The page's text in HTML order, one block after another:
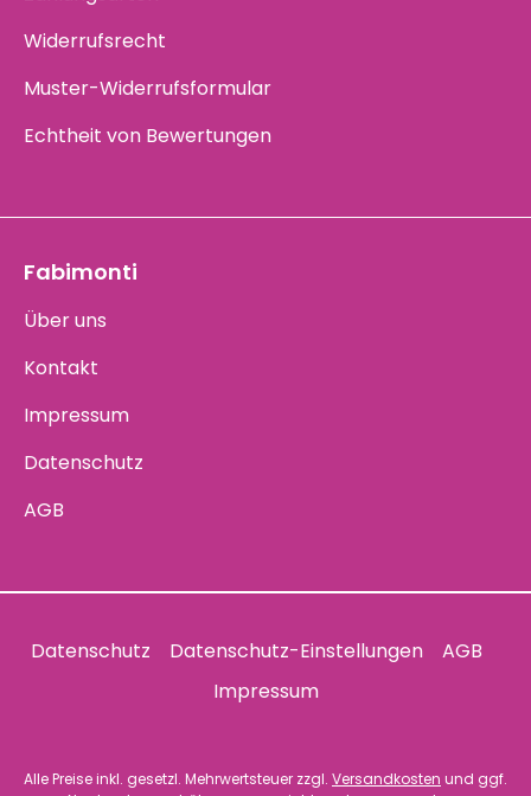
Widerrufsrecht
Muster-Widerrufsformular
Echtheit von Bewertungen
Fabimonti
Über uns
Kontakt
Impressum
Datenschutz
AGB
Datenschutz Datenschutz-Einstellungen
AGB
Impressum
Alle Preise inkl. gesetzl. Mehrwertsteuer zzgl. Versandkosten und ggf.